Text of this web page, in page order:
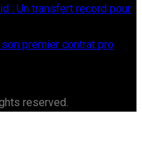
: Un transfert record pour
premier contrat pro
reserved.